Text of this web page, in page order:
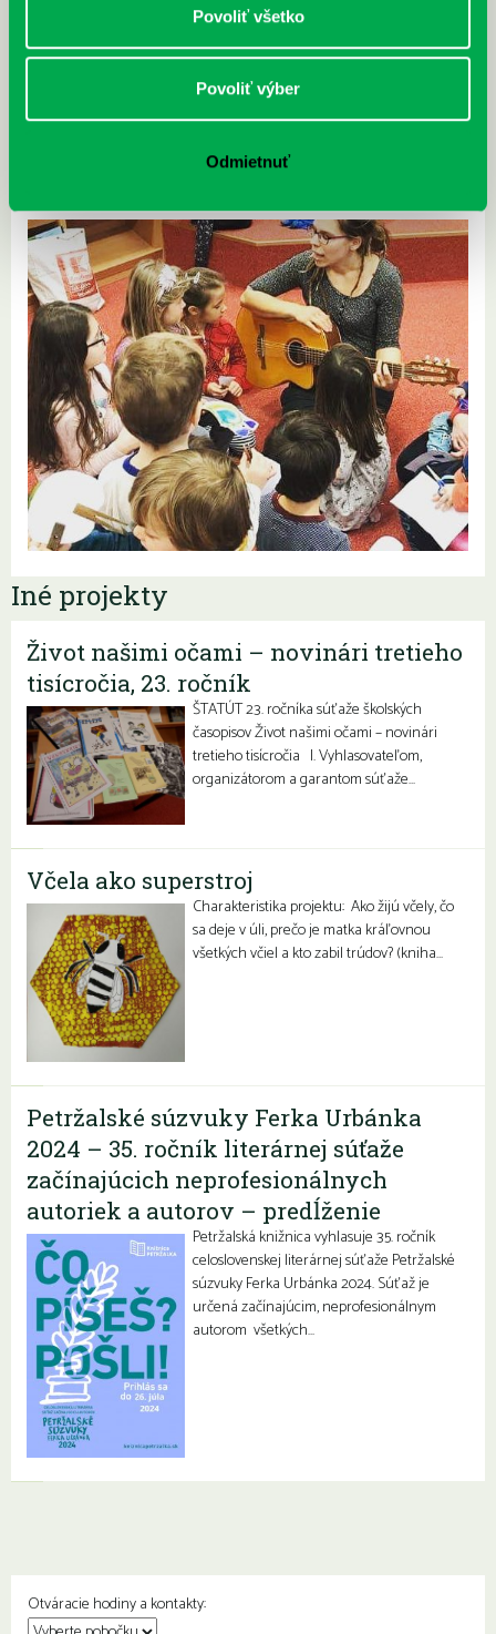
Povoliť všetko
Povoliť výber
Odmietnuť
Iné projekty
Život našimi očami – novinári tretieho
tisícročia, 23. ročník
ŠTATÚT 23. ročníka súťaže školských
časopisov Život našimi očami – novinári
tretieho tisícročia I. Vyhlasovateľom,
organizátorom a garantom súťaže…
Včela ako superstroj
Charakteristika projektu: Ako žijú včely, čo
sa deje v úli, prečo je matka kráľovnou
všetkých včiel a kto zabil trúdov? (kniha…
Petržalské súzvuky Ferka Urbánka
2024 – 35. ročník literárnej súťaže
začínajúcich neprofesionálnych
autoriek a autorov – predĺženie
Petržalská knižnica vyhlasuje 35. ročník
celoslovenskej literárnej súťaže Petržalské
súzvuky Ferka Urbánka 2024. Súťaž je
určená začínajúcim, neprofesionálnym
autorom všetkých…
Otváracie hodiny a kontakty: